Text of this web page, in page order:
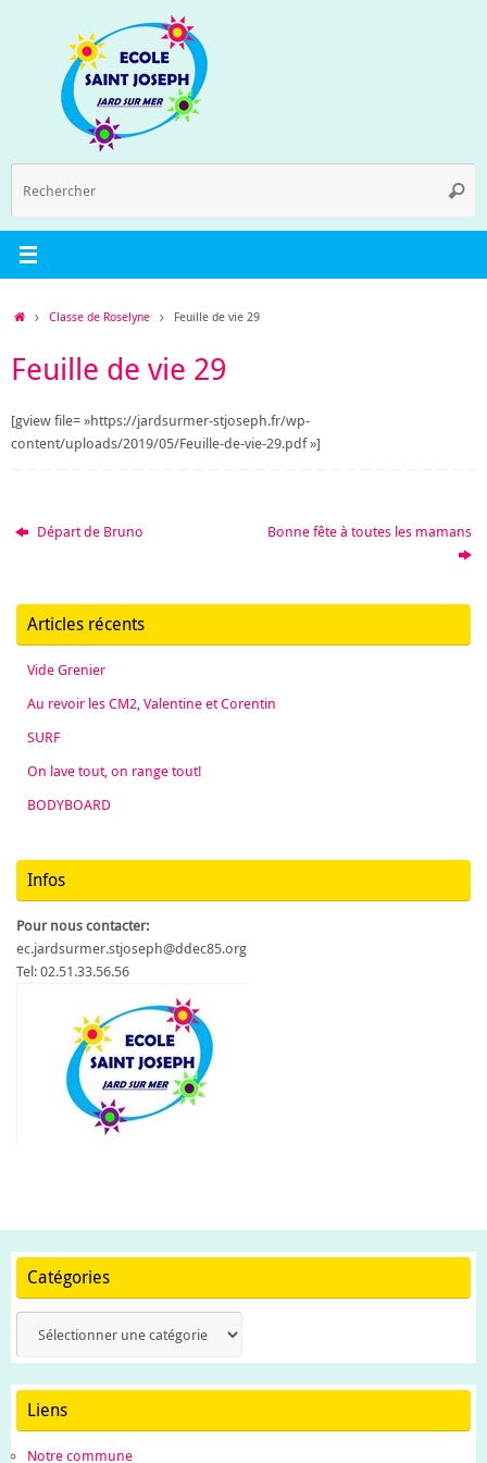
AccueilClasse de Roselyne Feuille de vie 29
Feuille de vie 29
[gview file= »https://jardsurmer-stjoseph.fr/wp-
content/uploads/2019/05/Feuille-de-vie-29.pdf »]
Départ de Bruno Bonne fête à toutes les mamans
Articles récents
Vide Grenier
Au revoir les CM2, Valentine et Corentin
SURF
On lave tout, on range tout!
BODYBOARD
Infos
Pour nous contacter:
ec.jardsurmer.stjoseph@ddec85.org
Tel: 02.51.33.56.56
Catégories
Liens
Notre commune